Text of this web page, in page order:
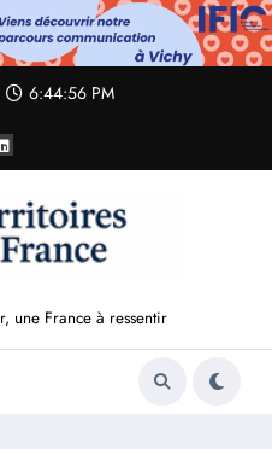
6:44:57 PM
une France à ressentir